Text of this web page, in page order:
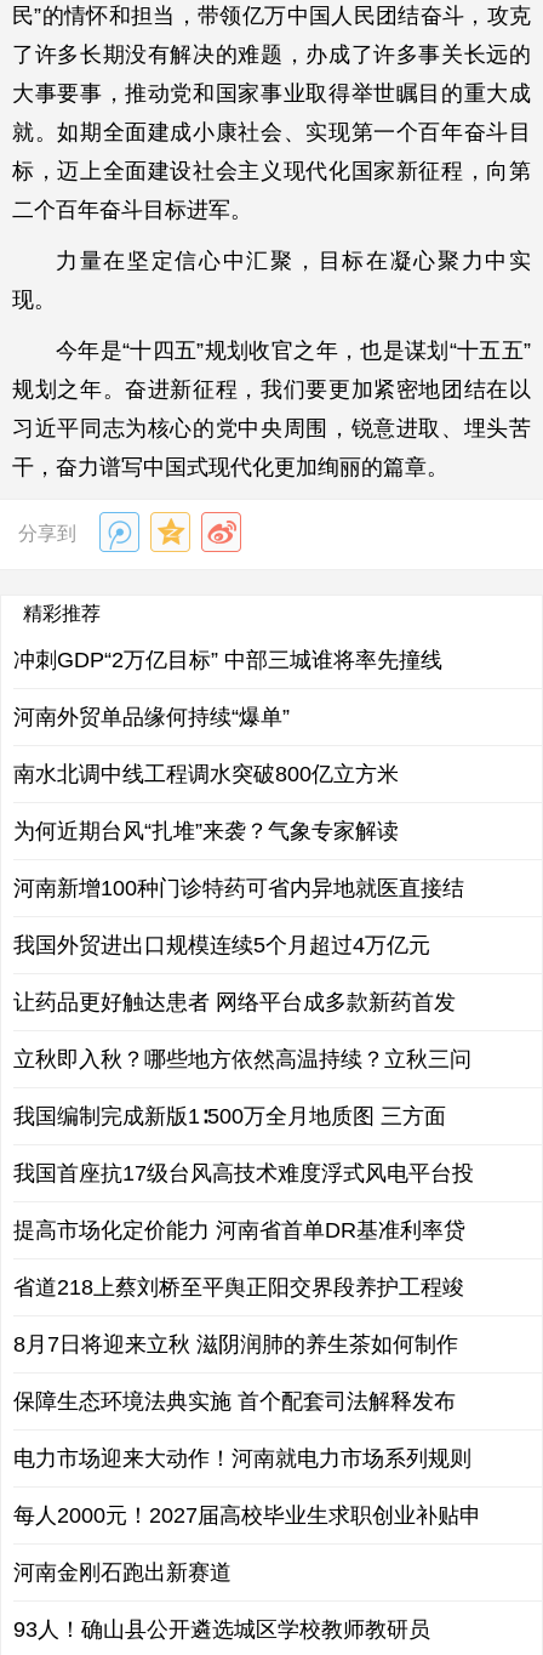
民”的情怀和担当，带领亿万中国人民团结奋斗，攻克
了许多长期没有解决的难题，办成了许多事关长远的
大事要事，推动党和国家事业取得举世瞩目的重大成
就。如期全面建成小康社会、实现第一个百年奋斗目
标，迈上全面建设社会主义现代化国家新征程，向第
二个百年奋斗目标进军。
力量在坚定信心中汇聚，目标在凝心聚力中实
现。
今年是“十四五”规划收官之年，也是谋划“十五五”
规划之年。奋进新征程，我们要更加紧密地团结在以
习近平同志为核心的党中央周围，锐意进取、埋头苦
干，奋力谱写中国式现代化更加绚丽的篇章。
分享到
精彩推荐
冲刺GDP“2万亿目标” 中部三城谁将率先撞线
河南外贸单品缘何持续“爆单”
南水北调中线工程调水突破800亿立方米
为何近期台风“扎堆”来袭？气象专家解读
河南新增100种门诊特药可省内异地就医直接结
我国外贸进出口规模连续5个月超过4万亿元
让药品更好触达患者 网络平台成多款新药首发
立秋即入秋？哪些地方依然高温持续？立秋三问
我国编制完成新版1∶500万全月地质图 三方面
我国首座抗17级台风高技术难度浮式风电平台投
提高市场化定价能力 河南省首单DR基准利率贷
省道218上蔡刘桥至平舆正阳交界段养护工程竣
8月7日将迎来立秋 滋阴润肺的养生茶如何制作
保障生态环境法典实施 首个配套司法解释发布
电力市场迎来大动作！河南就电力市场系列规则
每人2000元！2027届高校毕业生求职创业补贴申
河南金刚石跑出新赛道
93人！确山县公开遴选城区学校教师教研员